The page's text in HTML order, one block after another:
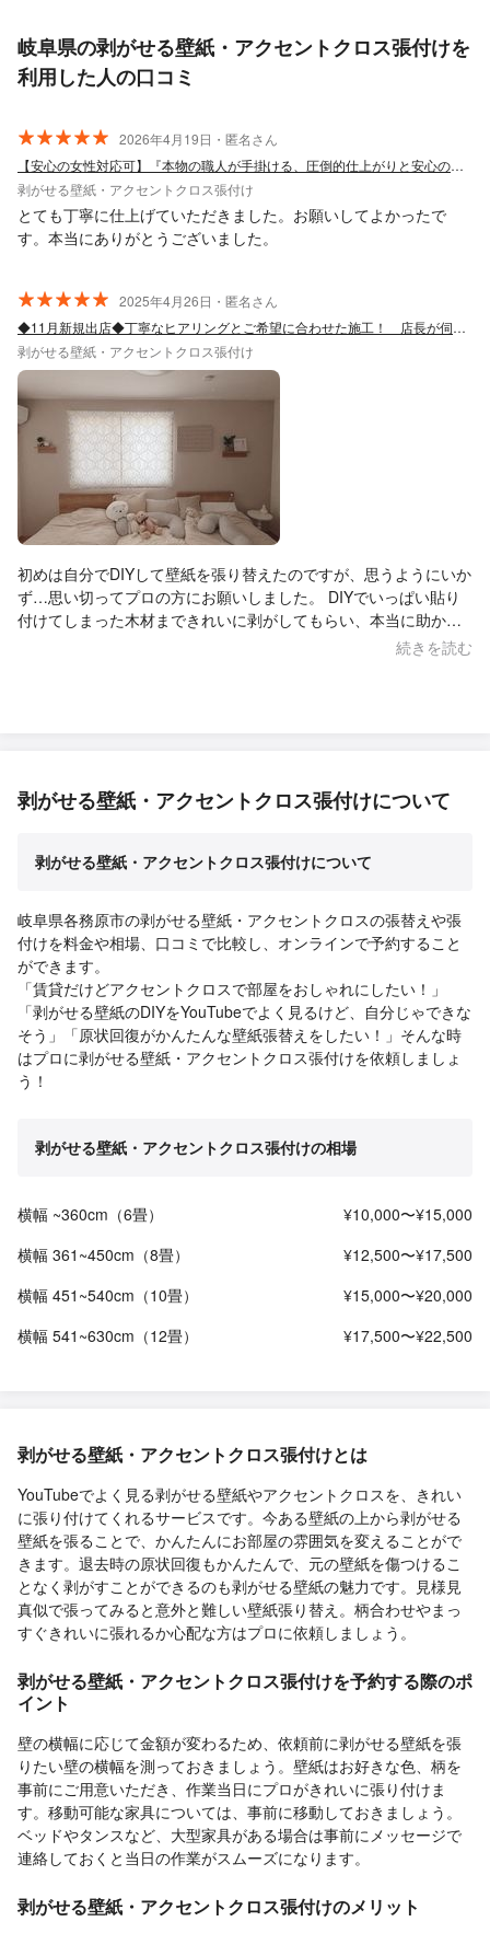
岐阜県の剥がせる壁紙・アクセントクロス張付けを
利用した人の口コミ
2026年4月19日・匿名さん
【安心の女性対応可】『本物の職人が手掛ける、圧倒的仕上がりと安心の施工』
剥がせる壁紙・アクセントクロス張付け
とても丁寧に仕上げていただきました。お願いしてよかったで
す。本当にありがとうございました。
2025年4月26日・匿名さん
◆11月新規出店◆丁寧なヒアリングとご希望に合わせた施工！ 店長が伺います！
剥がせる壁紙・アクセントクロス張付け
初めは自分でDIYして壁紙を張り替えたのですが、思うようにいか
ず…思い切ってプロの方にお願いしました。 DIYでいっぱい貼り
付けてしまった木材まできれいに剥がしてもらい、本当に助かり
ました。 壁紙の色選びに迷ったときも、とても丁寧に相談にのっ
続きを読む
剥がせる壁紙・アクセントクロス張付けについて
剥がせる壁紙・アクセントクロス張付けについて
岐阜県各務原市の剥がせる壁紙・アクセントクロスの張替えや張
付けを料金や相場、口コミで比較し、オンラインで予約すること
ができます。
「賃貸だけどアクセントクロスで部屋をおしゃれにしたい！」
「剥がせる壁紙のDIYをYouTubeでよく見るけど、自分じゃできな
そう」「原状回復がかんたんな壁紙張替えをしたい！」そんな時
はプロに剥がせる壁紙・アクセントクロス張付けを依頼しましょ
う！
剥がせる壁紙・アクセントクロス張付けの相場
横幅 ~360cm（6畳）
¥10,000〜¥15,000
横幅 361~450cm（8畳）
¥12,500〜¥17,500
横幅 451~540cm（10畳）
¥15,000〜¥20,000
横幅 541~630cm（12畳）
¥17,500〜¥22,500
剥がせる壁紙・アクセントクロス張付けとは
YouTubeでよく見る剥がせる壁紙やアクセントクロスを、きれい
に張り付けてくれるサービスです。今ある壁紙の上から剥がせる
壁紙を張ることで、かんたんにお部屋の雰囲気を変えることがで
きます。退去時の原状回復もかんたんで、元の壁紙を傷つけるこ
となく剥がすことができるのも剥がせる壁紙の魅力です。見様見
真似で張ってみると意外と難しい壁紙張り替え。柄合わせやまっ
すぐきれいに張れるか心配な方はプロに依頼しましょう。
剥がせる壁紙・アクセントクロス張付けを予約する際のポ
イント
壁の横幅に応じて金額が変わるため、依頼前に剥がせる壁紙を張
りたい壁の横幅を測っておきましょう。壁紙はお好きな色、柄を
事前にご用意いただき、作業当日にプロがきれいに張り付けま
す。移動可能な家具については、事前に移動しておきましょう。
ベッドやタンスなど、大型家具がある場合は事前にメッセージで
連絡しておくと当日の作業がスムーズになります。
剥がせる壁紙・アクセントクロス張付けのメリット